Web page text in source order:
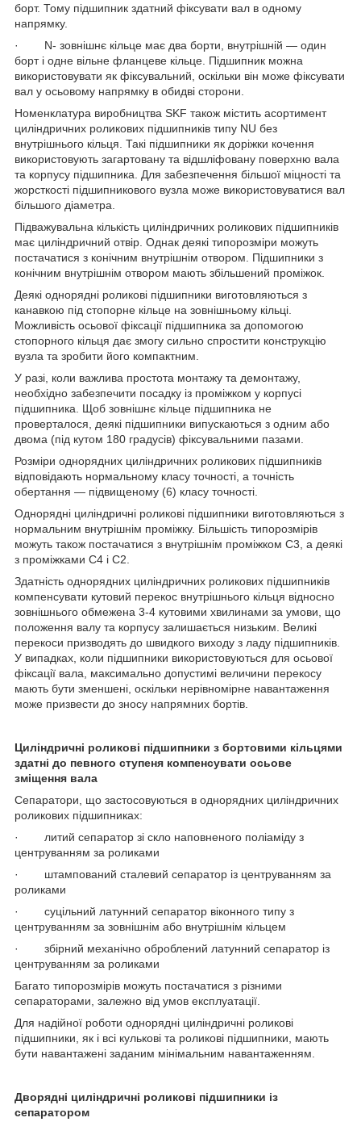
борт. Тому підшипник здатний фіксувати вал в одному
напрямку.
· N- зовнішнє кільце має два борти, внутрішній — один
борт і одне вільне фланцеве кільце. Підшипник можна
використовувати як фіксувальний, оскільки він може фіксувати
вал у осьовому напрямку в обидві сторони.
Номенклатура виробництва SKF також містить асортимент
циліндричних роликових підшипників типу NU без
внутрішнього кільця. Такі підшипники як доріжки кочення
використовують загартовану та відшліфовану поверхню вала
та корпусу підшипника. Для забезпечення більшої міцності та
жорсткості підшипникового вузла може використовуватися вал
більшого діаметра.
Підважувальна кількість циліндричних роликових підшипників
має циліндричний отвір. Однак деякі типорозміри можуть
постачатися з конічним внутрішнім отвором. Підшипники з
конічним внутрішнім отвором мають збільшений проміжок.
Деякі однорядні роликові підшипники виготовляються з
канавкою під стопорне кільце на зовнішньому кільці.
Можливість осьової фіксації підшипника за допомогою
стопорного кільця дає змогу сильно спростити конструкцію
вузла та зробити його компактним.
У разі, коли важлива простота монтажу та демонтажу,
необхідно забезпечити посадку із проміжком у корпусі
підшипника. Щоб зовнішнє кільце підшипника не
проверталося, деякі підшипники випускаються з одним або
двома (під кутом 180 градусів) фіксувальними пазами.
Розміри однорядних циліндричних роликових підшипників
відповідають нормальному класу точності, а точність
обертання — підвищеному (6) класу точності.
Однорядні циліндричні роликові підшипники виготовляються з
нормальним внутрішнім проміжку. Більшість типорозмірів
можуть також постачатися з внутрішнім проміжком С3, а деякі
з проміжками С4 і С2.
Здатність однорядних циліндричних роликових підшипників
компенсувати кутовий перекос внутрішнього кільця відносно
зовнішнього обмежена 3-4 кутовими хвилинами за умови, що
положення валу та корпусу залишається низьким. Великі
перекоси призводять до швидкого виходу з ладу підшипників.
У випадках, коли підшипники використовуються для осьової
фіксації вала, максимально допустимі величини перекосу
мають бути зменшені, оскільки нерівномірне навантаження
може призвести до зносу напрямних бортів.
Циліндричні роликові підшипники з бортовими кільцями
здатні до певного ступеня компенсувати осьове
зміщення вала
Сепаратори, що застосовуються в однорядних циліндричних
роликових підшипниках:
· литий сепаратор зі скло наповненого поліаміду з
центруванням за роликами
· штампований сталевий сепаратор із центруванням за
роликами
· суцільний латунний сепаратор віконного типу з
центруванням за зовнішнім або внутрішнім кільцем
· збірний механічно оброблений латунний сепаратор із
центруванням за роликами
Багато типорозмірів можуть постачатися з різними
сепараторами, залежно від умов експлуатації.
Для надійної роботи однорядні циліндричні роликові
підшипники, як і всі кулькові та роликові підшипники, мають
бути навантажені заданим мінімальним навантаженням.
Дворядні циліндричні роликові підшипники із
сепаратором